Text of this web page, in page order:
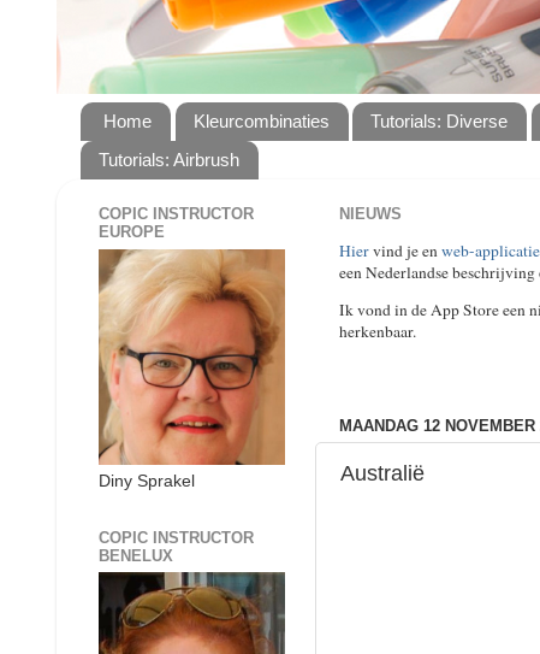
Home Kleurcombinaties Tutorials: Diverse
Tutorials: Airbrush
NIEUWS
Hiervind je enweb-
een Nederlandse beschrijving
Ik vond in de App Store een
herkenbaar.
MAANDAG 12 NOVEMBER
Australië
COPIC INSTRUCTOR
EUROPE
Diny Sprakel
COPIC INSTRUCTOR
BENELUX